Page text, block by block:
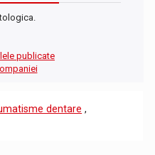
publicate
dentare ,